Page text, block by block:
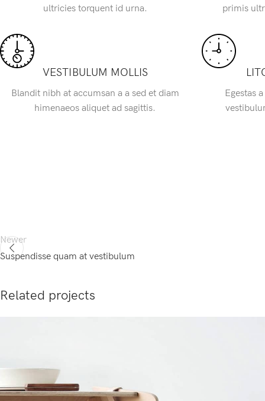
ultricies torquent id urna.
VESTIBULUM MOLLIS
Blandit nibh at accumsan a a sed et diam
himenaeos aliquet ad sagittis.
primis
Egestas
Newer
Suspendisse quam at vestibulum
Related projects